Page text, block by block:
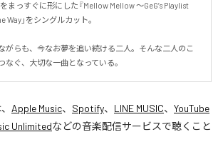
まっすぐに形にした『Mellow Mellow ～GeG’s Playlist
Way」をシングルカット。
がらも、今なお夢を追い続ける二人。そんな二人のこ
なぐ、大切な一曲となっている。
Apple Music、 Spotify、 LINE MUSIC、 YouTube
Unlimitedなどの音楽配信サービスで聴くこと